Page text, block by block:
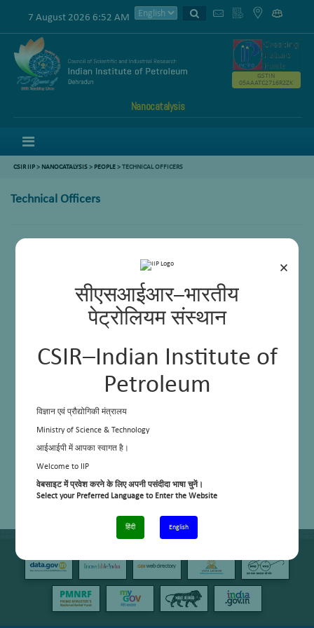
×
सीएसआईआर–भारतीय
पेट्रोलियम संस्थान
CSIR–Indian Institute of
Petroleum
विज्ञान एवं प्रौद्योगिकी मंत्रालय
Ministry of Science & Technology
आईआईपी में आपका स्वागत है।
Welcome to IIP
वेबसाइट में प्रवेश करने के लिए अपनी पसंदीदा भाषा चुनें।
Select your Preferred Language to Enter the Website
हिंदी English
7 August 2026 6:52 AM
Nanocatalysis
GSTIN
05AAATC2716R2ZK
CSIR IIP> NANOCATALYSIS> PEOPLE> TECHNICAL OFFICERS
Technical Officers